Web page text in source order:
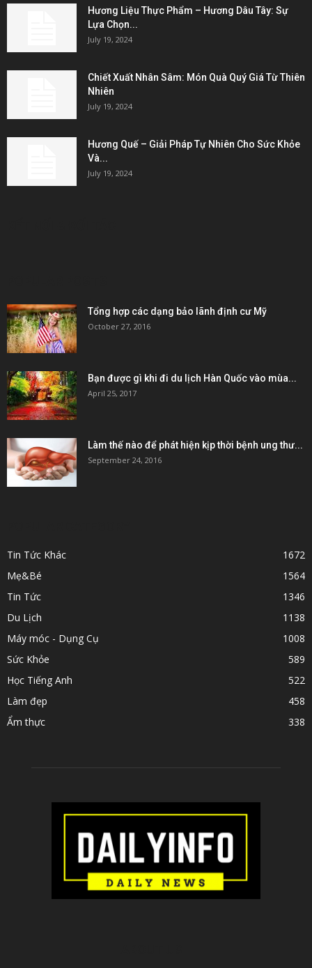
Hương Liệu Thực Phẩm – Hương Dâu Tây: Sự
Lựa Chọn...
July 19, 2024
Chiết Xuất Nhân Sâm: Món Quà Quý Giá Từ Thiên
Nhiên
July 19, 2024
Hương Quế – Giải Pháp Tự Nhiên Cho Sức Khỏe
Và...
July 19, 2024
Tổng hợp các dạng bảo lãnh định cư Mỹ
October 27, 2016
Bạn được gì khi đi du lịch Hàn Quốc vào mùa...
April 25, 2017
Làm thế nào để phát hiện kịp thời bệnh ung thư...
September 24, 2016
Tin Tức Khác
1672
Mẹ&Bé
1564
Tin Tức
1346
Du Lịch
1138
Máy móc - Dụng Cụ
1008
Sức Khỏe
589
Học Tiếng Anh
522
Làm đẹp
458
Ẩm thực
338